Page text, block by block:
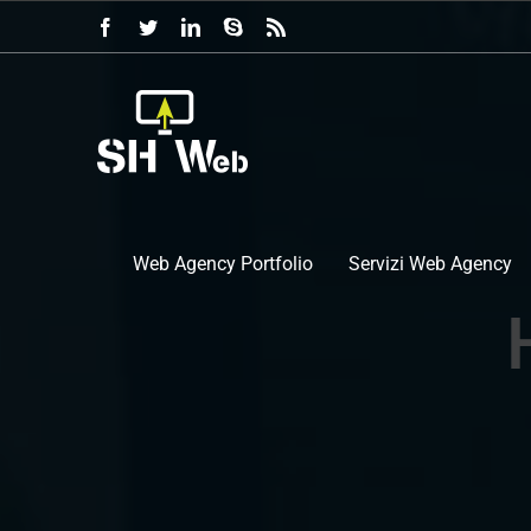
al
Facebook
TwitterLinkedIn
Skype
Web Agency Portfolio Servizi Web Agency